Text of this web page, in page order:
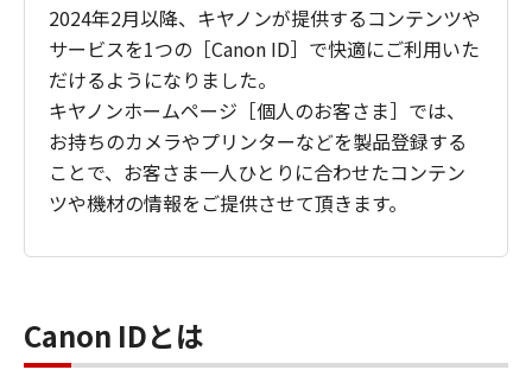
2024年2月以降、キヤノンが提供するコンテンツや
サービスを1つの［Canon ID］で快適にご利用いた
だけるようになりました。
キヤノンホームページ［個人のお客さま］では、
お持ちのカメラやプリンターなどを製品登録する
ことで、お客さま一人ひとりに合わせたコンテン
ツや機材の情報をご提供させて頂きます。
Canon IDとは